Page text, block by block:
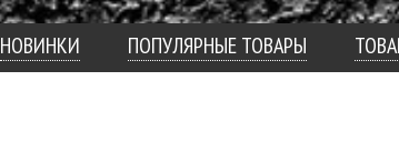
НОВИНКИ ПОПУЛЯРНЫЕ ТОВАРЫ